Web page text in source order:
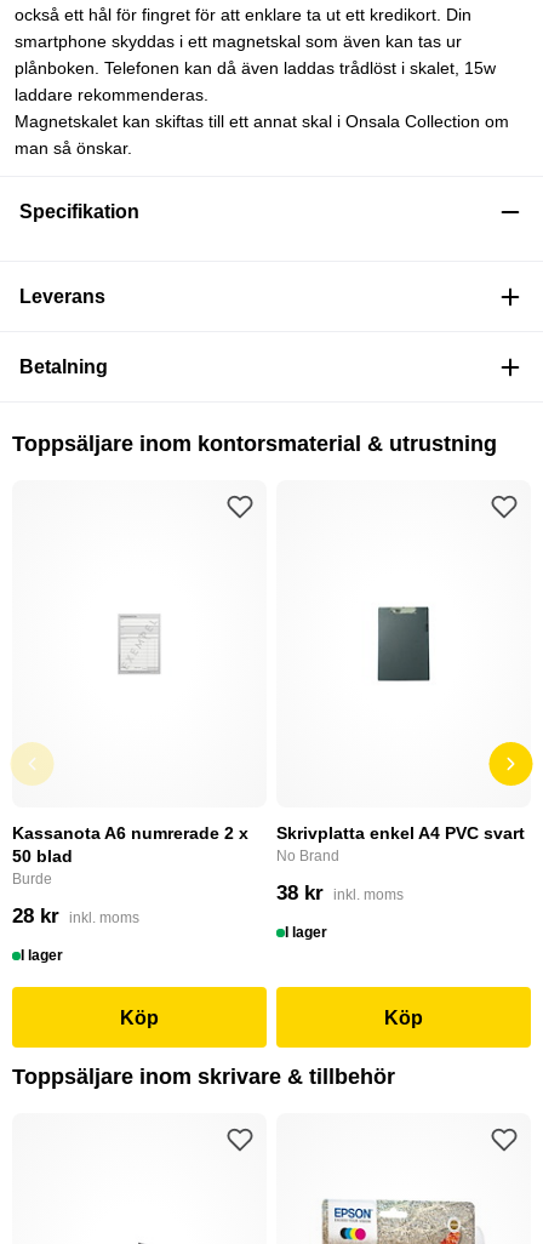
också ett hål för fingret för att enklare ta ut ett kredikort. Din
smartphone skyddas i ett magnetskal som även kan tas ur
plånboken. Telefonen kan då även laddas trådlöst i skalet, 15w
laddare rekommenderas.
Magnetskalet kan skiftas till ett annat skal i Onsala Collection om
man så önskar.
Specifikation
Leverans
Betalning
Toppsäljare inom kontorsmaterial & utrustning
Kassanota A6 numrerade 2 x
50 blad
Burde
28 kr inkl. moms
I lager
Köp
Skrivplatta enkel A4 PVC svart
No Brand
38 kr inkl. moms
I lager
Köp
Toppsäljare inom skrivare & tillbehör